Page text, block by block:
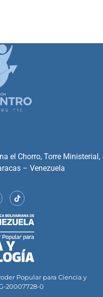
el Chorro, Torre Ministerial,
– Venezuela
Popular para Ciencia y
20007728-0